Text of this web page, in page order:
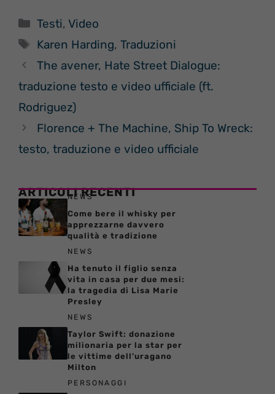
Categorie
Testi,Video
Tag
Karen Harding,Traduzioni
The avener, Hate Street Dialogue:
traduzione testo e video ufficiale (ft.
Rodriguez)
Florence + The Machine, Ship To Wreck:
testo, traduzione e video ufficiale
ARTICOLI RECENTI
NEWS
Come bere il whisky per
apprezzarne davvero
qualità e tradizione
NEWS
Ha tenuto il figlio senza
vita in casa per due mesi:
la tragedia di Lisa Marie
Presley
NEWS
Taylor Swift: donazione
milionaria per la star per
le vittime dell’uragano
Milton
PERSONAGGI